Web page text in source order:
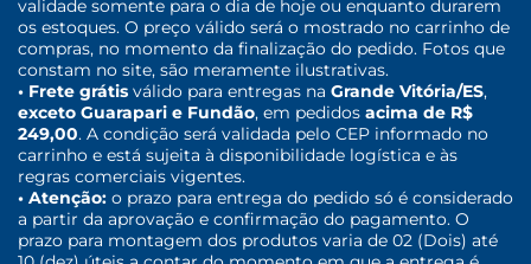
validade somente para o dia de hoje ou enquanto durarem
os estoques. O preço válido será o mostrado no carrinho de
compras, no momento da finalização do pedido. Fotos que
constam no site, são meramente ilustrativas.
• Frete grátis válido para entregas na Grande Vitória/ES,
exceto Guarapari e Fundão, em pedidos acima de R$
249,00. A condição será validada pelo CEP informado no
carrinho e está sujeita à disponibilidade logística e às
regras comerciais vigentes.
• Atenção: o prazo para entrega do pedido só é considerado
a partir da aprovação e confirmação do pagamento. O
prazo para montagem dos produtos varia de 02 (Dois) até